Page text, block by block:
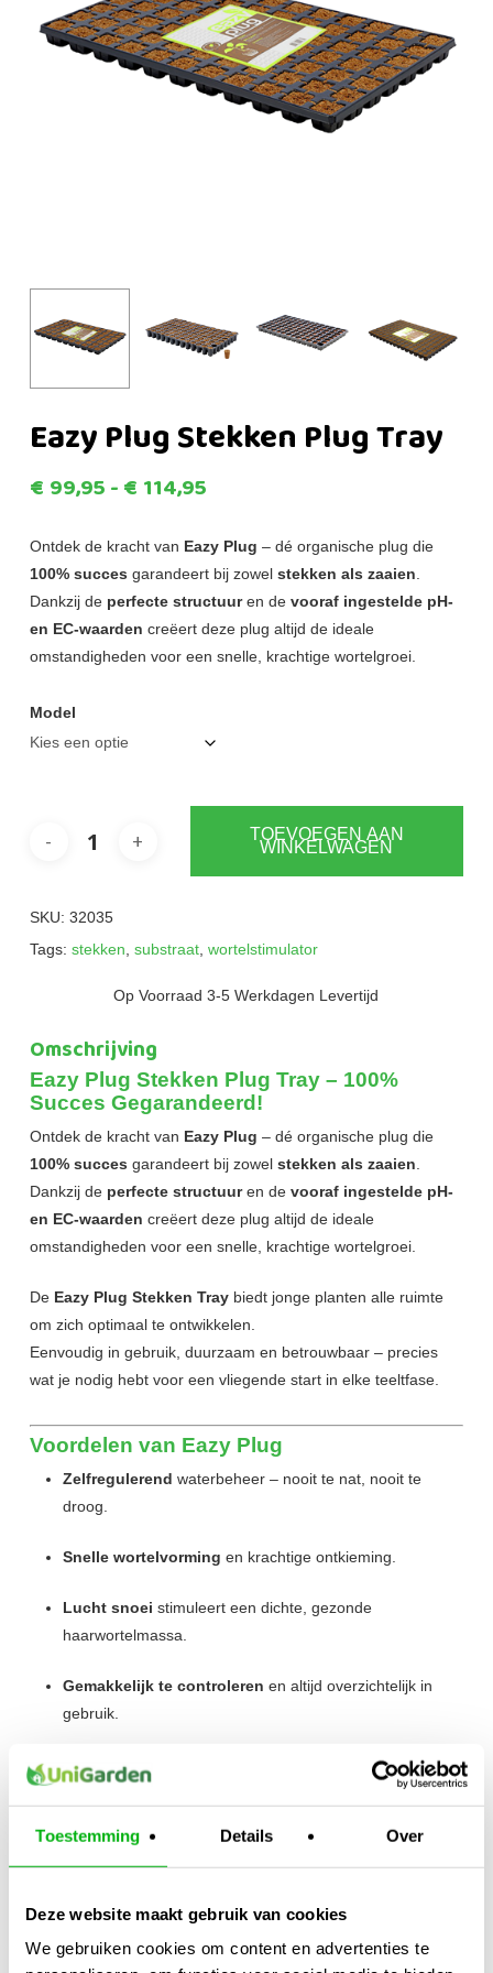
Toestemming Details Over
Deze website maakt gebruik van cookies
We gebruiken cookies om content en advertenties te
Eazy Plug Stekken Plug Tray
€ 99,95-€ 114,95Prijsklasse:
tot
€114,95
Ontdek de kracht van Eazy Plug – dé organische plug die
100% succes garandeert bij zowel stekken als zaaien.
Dankzij de perfecte structuuren de vooraf ingestelde pH-
en EC-waarden creëert deze plug altijd de ideale
omstandigheden voor een snelle, krachtige wortelgroei.
Model
TOEVOEGEN AAN
WINKELWAGEN
SKU: 32035
Tags: stekken, substraat, wortelstimulator
Op Voorraad 3-5 Werkdagen Levertijd
Omschrijving
Eazy Plug Stekken Plug Tray – 100%
Succes Gegarandeerd!
Ontdek de kracht van Eazy Plug – dé organische plug die
100% succes garandeert bij zowel stekken als zaaien.
Dankzij de perfecte structuuren de vooraf ingestelde pH-
en EC-waarden creëert deze plug altijd de ideale
omstandigheden voor een snelle, krachtige wortelgroei.
De Eazy Plug Stekken Traybiedt jonge planten alle ruimte
om zich optimaal te ontwikkelen.
Eenvoudig in gebruik, duurzaam en betrouwbaar – precies
wat je nodig hebt voor een vliegende start in elke teeltfase.
Voordelen van Eazy Plug
Zelfregulerend waterbeheer – nooit te nat, nooit te
droog.
Snelle wortelvorming en krachtige ontkieming.
Lucht snoei stimuleert een dichte, gezonde
haarwortelmassa.
Gemakkelijk te controleren en altijd overzichtelijk in
gebruik.
Organisch & duurzaam
, volledig gemaakt van
Geschikt voor stekken én zaad , voor elke groeifase.
sterke plantstructuur.